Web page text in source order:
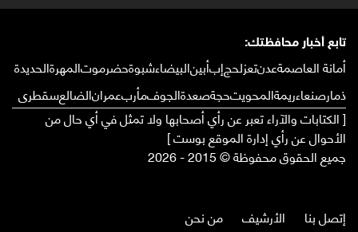
تابع أخبار محافظتك:
أمانة العاصمةعدنتعزلحجإبأبينالبيضاءشبوةحضرموتالمهرةالحديدة
ذمارصنعاءريمةالمحويتحجةصعدةالجوفمأربعمرانالضالعسقطرى
[ الكتابات والآراء تعبر عن رأي أصحابها ولا تمثل في أي حال من
الأحوال عن رأي إدارة الموقع بوست ]
جميع الحقوق محفوظة © 2015 - 2026
إتصل بنا الأرشيف من نحن